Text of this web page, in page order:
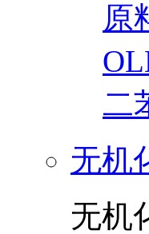
原
二
无机
无机